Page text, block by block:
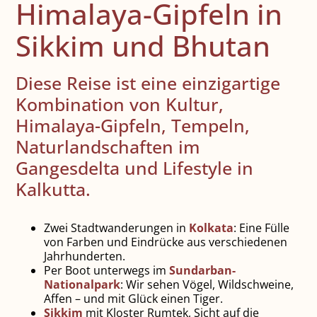
Himalaya-Gipfeln in
Sikkim und Bhutan
Diese Reise ist eine einzigartige
Kombination von Kultur,
Himalaya-Gipfeln, Tempeln,
Naturlandschaften im
Gangesdelta und Lifestyle in
Kalkutta.
Zwei Stadtwanderungen in Kolkata: Eine Fülle
von Farben und Eindrücke aus verschiedenen
Jahrhunderten.
Per Boot unterwegs imSundarban-
Nationalpark: Wir sehen Vögel, Wildschweine,
Affen – und mit Glück einen Tiger.
Sikkim mit Kloster Rumtek, Sicht auf die